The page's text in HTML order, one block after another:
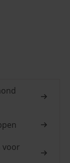
voor